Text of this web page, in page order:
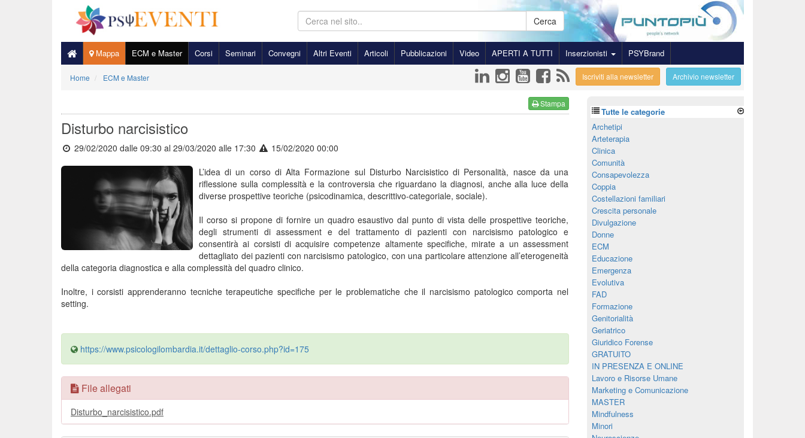
Cerca
Mappa ECM e Master Corsi Seminari Convegni Altri Eventi Articoli Pubblicazioni Video APERTI A TUTTI Inserzionisti PSYBrand
Home ECM e Master Archivio newsletter
Iscriviti alla newsletter
Stampa
Disturbo narcisistico
29/02/2020 dalle 09:30 al 29/03/2020 alle 17:30
15/02/2020 00:00
L’idea di un corso di Alta Formazione sul Disturbo Narcisistico di Personalità, nasce da una
riflessione sulla complessità e la controversia che riguardano la diagnosi, anche alla luce della
diverse prospettive teoriche (psicodinamica, descrittivo-categoriale, sociale).
Il corso si propone di fornire un quadro esaustivo dal punto di vista delle prospettive teoriche,
degli strumenti di assessment e del trattamento di pazienti con narcisismo patologico e
consentirà ai corsisti di acquisire competenze altamente specifiche, mirate a un assessment
dettagliato dei pazienti con narcisismo patologico, con una particolare attenzione all’eterogeneità
della categoria diagnostica e alla complessità del quadro clinico.
Inoltre, i corsisti apprenderanno tecniche terapeutiche specifiche per le problematiche che il narcisismo patologico comporta nel
setting.
https://www.psicologilombardia.it/dettaglio-corso.php?id=175
File allegati
Disturbo_narcisistico.pdf
Tutte le categorie
Archetipi
Arteterapia
Clinica
Comunità
Consapevolezza
Coppia
Costellazioni familiari
Crescita personale
Divulgazione
Donne
ECM
Educazione
Emergenza
Evolutiva
FAD
Formazione
Genitorialità
Geriatrico
Giuridico Forense
GRATUITO
IN PRESENZA E ONLINE
Lavoro e Risorse Umane
Marketing e Comunicazione
MASTER
Mindfulness
Minori